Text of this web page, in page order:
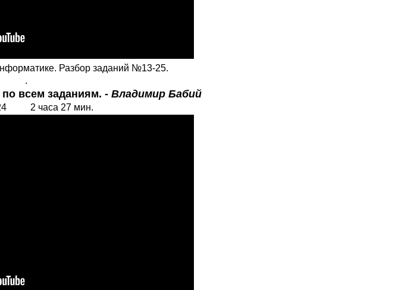
Разбор заданий №13-25.
.
всем заданиям. - Владимир Бабий
2 часа 27 мин.